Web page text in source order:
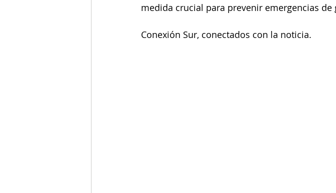
medida crucial para prevenir emergencias de
Conexión Sur, conectados con la noticia.